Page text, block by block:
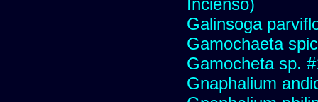
Incienso)
Galinsoga
Gamochaeta
Gamocheta sp.
Gnaphalium